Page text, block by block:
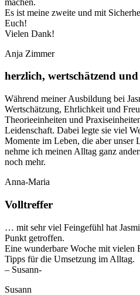
Es ist meine zweite und mit
Euch!
Vielen Dank!
Anja Zimmer
herzlich, wertschätzend
Während meiner Ausbildung bei
Wertschätzung, Ehrlichkeit und
Theorieeinheiten und
Leidenschaft. Dabei legte sie viel
Momente im Leben, die aber unser
nehme ich meinen Alltag ganz
noch mehr.
Anna-Maria
Volltreffer
… mit sehr viel Feingefühl hat
Punkt getroffen.
Eine wunderbare Woche mit vielen
Tipps für die Umsetzung im Alltag.
– Susann-
Susann